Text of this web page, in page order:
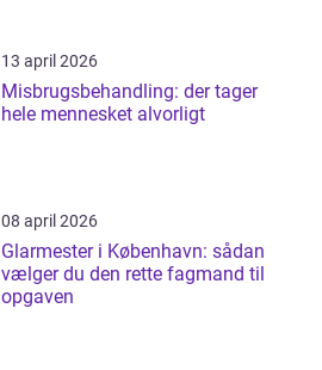
13 april 2026
Misbrugsbehandling: der tager
hele mennesket alvorligt
08 april 2026
Glarmester i København: sådan
vælger du den rette fagmand til
opgaven